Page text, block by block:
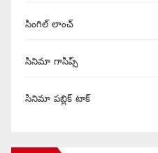
సింగిల్ లాంచ్
సినిమా గాసిప్స్
సినిమా పబ్లిక్ టాక్